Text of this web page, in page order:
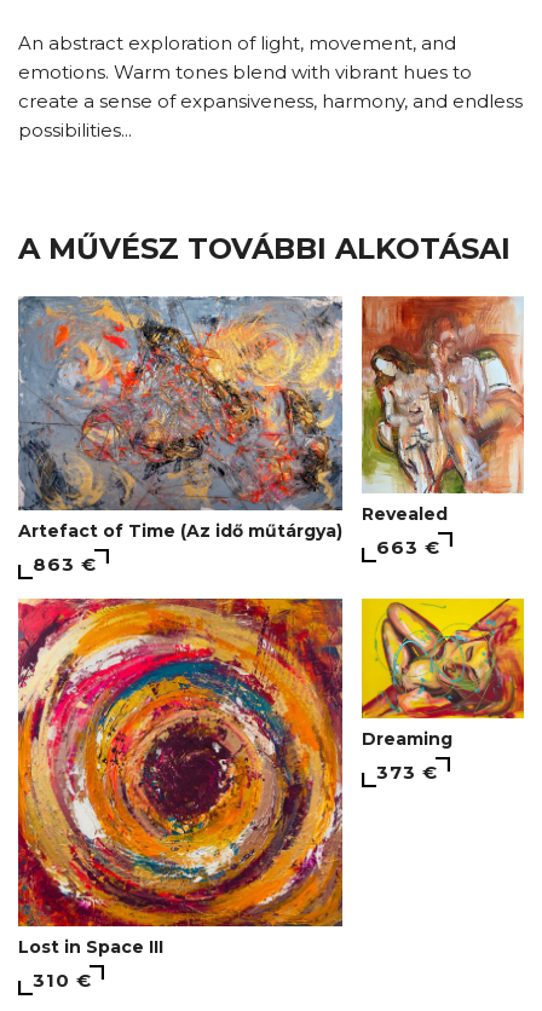
An abstract exploration of light, movement, and
emotions. Warm tones blend with vibrant hues to
create a sense of expansiveness, harmony, and endless
possibilities...
A MŰVÉSZ TOVÁBBI ALKOTÁSAI
Artefact of Time (Az idő műtárgya)
863 €
Revealed
663 €
Lost in Space III
310 €
Dreaming
373 €